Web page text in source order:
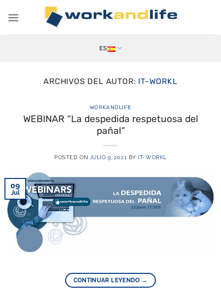
ES
ARCHIVOS DEL AUTOR: IT-WORKL
WORKANDLIFE
WEBINAR “La despedida respetuosa del
pañal”
POSTED ON JULIO 9, 2021 BY IT-WORKL
09
Jul
CONTINUAR LEYENDO →